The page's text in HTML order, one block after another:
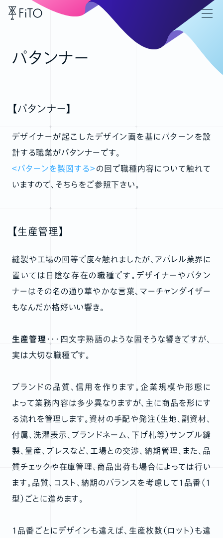
パタンナー
【パタンナー】
デザイナーが起こしたデザイン画を基にパターンを設
計する職業がパタンナーです。
＜パターンを製図する＞の回で職種内容について触れて
いますので、そちらをご参照下さい。
【生産管理】
縫製や工場の回等で度々触れましたが、アパレル業界に
置いては日陰な存在の職種です。デザイナーやパタン
ナーはその名の通り華やかな言葉、マーチャンダイザー
もなんだか格好いい響き。
生産管理 ・・・四文字熟語のような固そうな響きですが、
実は大切な職種です。
ブランドの品質、信用を作ります。企業規模や形態に
よって業務内容は多少異なりますが、主に商品を形にす
る流れを管理します。資材の手配や発注（生地、副資材、
付属、洗濯表示、ブランドネーム、下げ札等）サンプル縫
製、量産、プレスなど、工場との交渉、納期管理、また、品
質チェックや在庫管理、商品出荷も場合によっては行い
ます。品質、コスト、納期のバランスを考慮して1品番（１
型）ごとに進めます。
1品番ごとにデザインも違えば、生産枚数（ロット）も違